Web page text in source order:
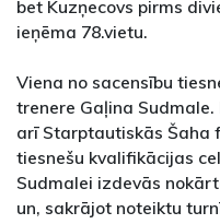
bet Kuzņecovs pirms
ieņēma 78.vietu.
Viena no sacensību
trenere Gaļina
arī Starptautiskās Šaha
tiesnešu kvalifikācijas
Sudmalei izdevās
un, sakrājot noteiktu